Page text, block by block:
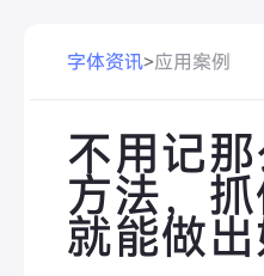
字体资讯>应用案例
不用记
方法，
就能做